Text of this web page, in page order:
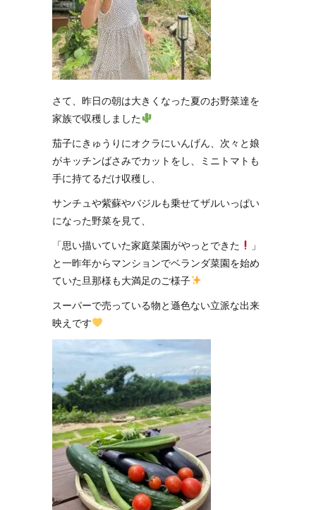
さて、昨日の朝は大きくなった夏のお野菜達を
家族で収穫しました
茄子にきゅうりにオクラにいんげん、次々と娘
がキッチンばさみでカットをし、ミニトマトも
手に持てるだけ収穫し、
サンチュや紫蘇やバジルも乗せてザルいっぱい
になった野菜を見て、
「思い描いていた家庭菜園がやっとできた
」
と一昨年からマンションでベランダ菜園を始め
ていた旦那様も大満足のご様子
スーパーで売っている物と遜色ない立派な出来
映えです